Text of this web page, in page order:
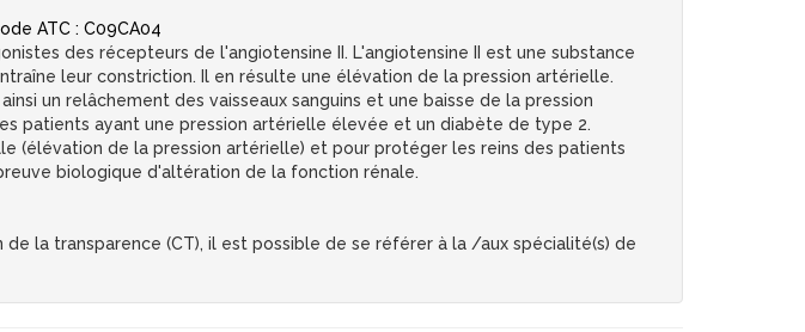
ATC : C09CA04
des récepteurs de l'angiotensine II. L'angiotensine II est une substance
leur constriction. Il en résulte une élévation de la pression artérielle.
un relâchement des vaisseaux sanguins et une baisse de la pression
patients ayant une pression artérielle élevée et un diabète de type 2.
(élévation de la pression artérielle) et pour protéger les reins des patients
biologique d'altération de la fonction rénale.
la transparence (CT), il est possible de se référer à la /aux spécialité(s) de